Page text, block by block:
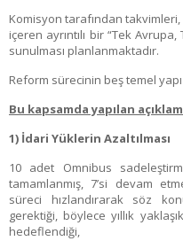
Komisyon tarafından
içeren ayrıntılı bir “Tek
sunulması planlanmaktadır.
Reform sürecinin beş temel
Bu kapsamda yapılan
1) İdari Yüklerin Azaltılması
10 adet Omnibus
tamamlanmış, 7’si devam
süreci hızlandırarak söz
gerektiği, böylece yıllık
hedeflendiği,